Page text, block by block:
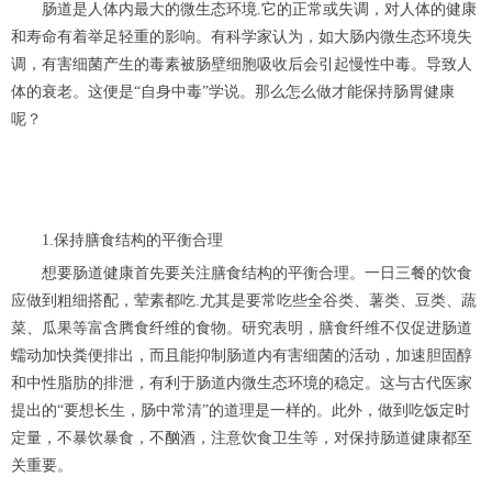
肠道是人体内最大的微生态环境.它的正常或失调，对人体的健康
和寿命有着举足轻重的影响。有科学家认为，如大肠内微生态环境失
调，有害细菌产生的毒素被肠壁细胞吸收后会引起慢性中毒。导致人
体的衰老。这便是“自身中毒”学说。那么怎么做才能保持肠胃健康
呢？
1.保持膳食结构的平衡合理
想要肠道健康首先要关注膳食结构的平衡合理。一日三餐的饮食
应做到粗细搭配，荤素都吃.尤其是要常吃些全谷类、薯类、豆类、蔬
菜、瓜果等富含腾食纤维的食物。研究表明，膳食纤维不仅促进肠道
蠕动加快粪便排出，而且能抑制肠道内有害细菌的活动，加速胆固醇
和中性脂肪的排泄，有利于肠道内微生态环境的稳定。这与古代医家
提出的“要想长生，肠中常清”的道理是一样的。此外，做到吃饭定时
定量，不暴饮暴食，不酗酒，注意饮食卫生等，对保持肠道健康都至
关重要。